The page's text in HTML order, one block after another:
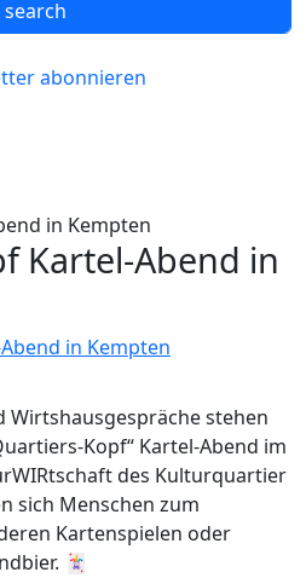
abonnieren
in Kempten
Kartel-Abend in
Wirtshausgespräche stehen
Kopf“ Kartel-Abend im
des Kulturquartier
sich Menschen zum
Kartenspielen oder
🃏